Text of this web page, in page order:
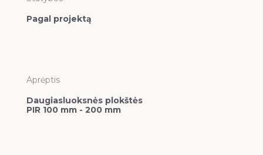
Pagal projektą
Aprėptis
Daugiasluoksnės plokštės
PIR 100 mm - 200 mm